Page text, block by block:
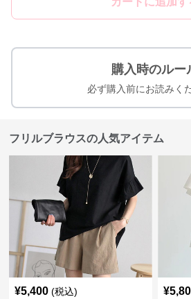
購入時のルー
必ず購入前にお読みく
フリルブラウスの人気アイテム
¥5,400 (税込) ¥